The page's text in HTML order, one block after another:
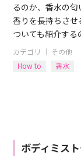
るのか、香水の
香りを長持ちさ
ついても紹介する
カテゴリ ｜ その他
How to
香水
ボディミス